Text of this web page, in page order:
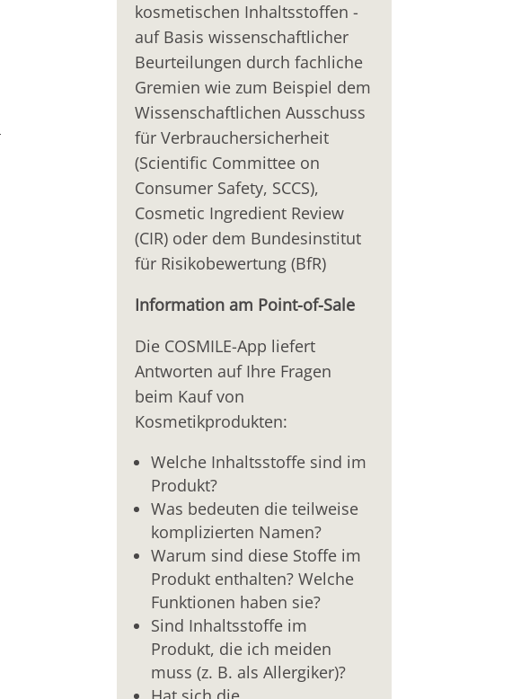
kosmetischen Inhaltsstoffen -
auf Basis wissenschaftlicher
Beurteilungen durch fachliche
Gremien wie zum Beispiel dem
Wissenschaftlichen Ausschuss
für Verbrauchersicherheit
(Scientific Committee on
Consumer Safety, SCCS),
Cosmetic Ingredient Review
(CIR) oder dem Bundesinstitut
für Risikobewertung (BfR)
Information am Point-of-Sale
Die COSMILE-App liefert
Antworten auf Ihre Fragen
beim Kauf von
Kosmetikprodukten:
Welche Inhaltsstoffe sind im
Produkt?
Was bedeuten die teilweise
komplizierten Namen?
Warum sind diese Stoffe im
Produkt enthalten? Welche
Funktionen haben sie?
Sind Inhaltsstoffe im
Produkt, die ich meiden
muss (z. B. als Allergiker)?